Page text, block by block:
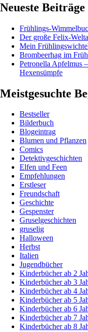
Neueste Beiträge
Frühlings-
Der große Felix-
Mein
Brombeerhag im
Petronella Apfelmus
Hexensümpfe
Meistgesuchte
Bestseller
Bilderbuch
Blogeintrag
Blumen und Pflanzen
Comics
Detektivgeschichten
Elfen und Feen
Empfehlungen
Erstleser
Freundschaft
Geschichte
Gespenster
Gruselgeschichten
gruselig
Halloween
Herbst
Italien
Jugendbücher
Kinderbücher ab 2
Kinderbücher ab 3
Kinderbücher ab 4
Kinderbücher ab 5
Kinderbücher ab 6
Kinderbücher ab 7
Kinderbücher ab 8